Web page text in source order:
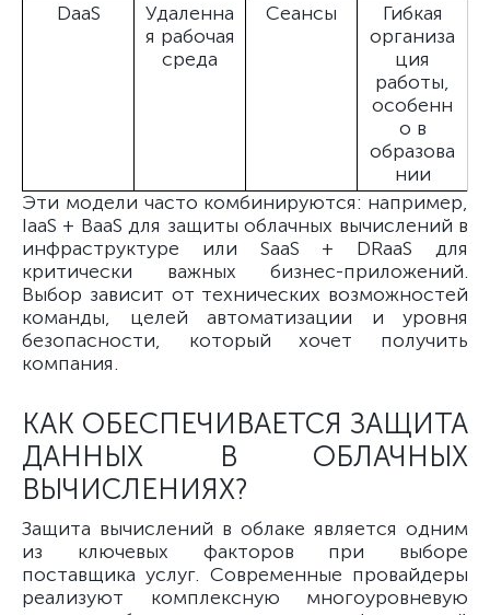
DaaS
Удаленна
я рабочая
среда
Сеансы
Гибкая
организа
ция
работы,
особенн
о в
образова
нии
Эти модели часто комбинируются: например,
IaaS + BaaS для защиты облачных вычислений в
инфраструктуре или SaaS + DRaaS для
критически важных бизнес-приложений.
Выбор зависит от технических возможностей
команды, целей автоматизации и уровня
безопасности, который хочет получить
компания.
КАК ОБЕСПЕЧИВАЕТСЯ ЗАЩИТА
ДАННЫХ В ОБЛАЧНЫХ
ВЫЧИСЛЕНИЯХ?
Защита вычислений в облаке является одним
из ключевых факторов при выборе
поставщика услуг. Современные провайдеры
реализуют комплексную многоуровневую